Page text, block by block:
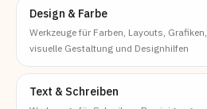
Design & Farbe
Werkzeuge für Farben, Layouts, Grafiken,
visuelle Gestaltung und Designhilfen
Text & Schreiben